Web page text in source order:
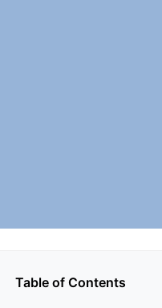
Table of Contents